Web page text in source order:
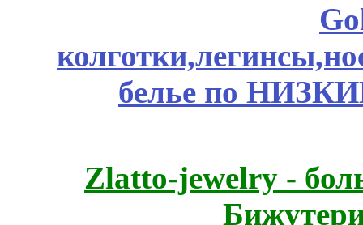
белье по
Zlatto-jewelry -